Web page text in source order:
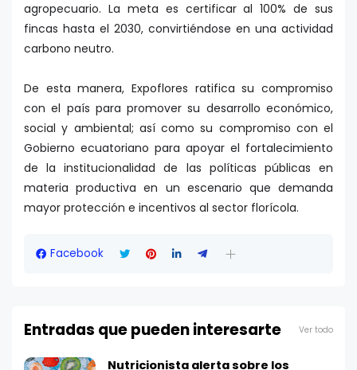
agropecuario. La meta es certificar al 100% de sus
fincas hasta el 2030, convirtiéndose en una actividad
carbono neutro.
De esta manera, Expoflores ratifica su compromiso
con el país para promover su desarrollo económico,
social y ambiental; así como su compromiso con el
Gobierno ecuatoriano para apoyar el fortalecimiento
de la institucionalidad de las políticas públicas en
materia productiva en un escenario que demanda
mayor protección e incentivos al sector florícola.
Facebook
Entradas que pueden interesarte Ver todo
Nutricionista alerta sobre los